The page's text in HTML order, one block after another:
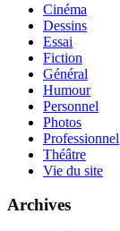
Cinéma
Dessins
Essai
Fiction
Général
Humour
Personnel
Photos
Professionnel
Théâtre
Vie du site
Archives